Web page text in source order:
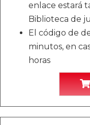
enlace estará
Biblioteca de
El código de
minutos, en
horas